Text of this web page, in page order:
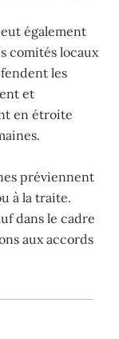
également
comités locaux
les
et
en étroite
préviennent
à la traite.
dans le cadre
aux accords